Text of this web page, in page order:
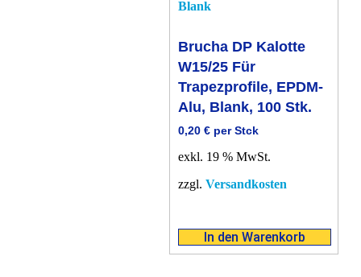
Brucha DP Kalotte
W15/25 Für
Trapezprofile, EPDM-
Alu, Blank, 100 Stk.
0,20 € per Stck
exkl. 19 % MwSt.
zzgl. Versandkosten
In den Warenkorb